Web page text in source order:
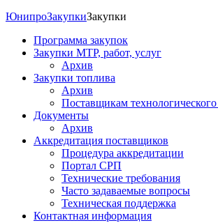
ЮнипроЗакупкиЗакупки
Программа закупок
Закупки МТР, работ, услуг
Архив
Закупки топлива
Архив
Поставщикам
Документы
Архив
Аккредитация поставщиков
Процедура аккредитации
Портал СРП
Технические требования
Часто задаваемые вопросы
Техническая поддержка
Контактная информация